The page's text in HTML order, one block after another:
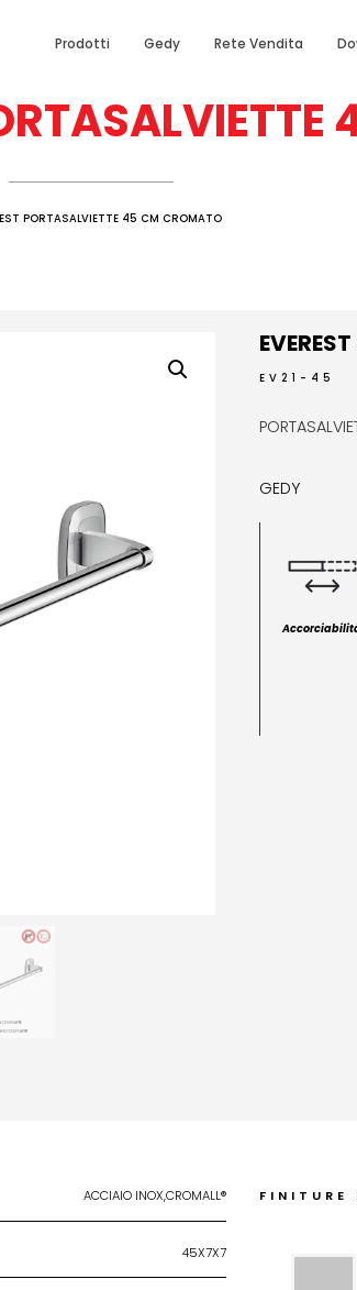
Prodotti Gedy Rete Vendita
PORTASALVIETTE 45 CM CROMATO
EV21-45
GEDY
ACCIAIO INOX,CROMALL®
45X7X7
FINITURE